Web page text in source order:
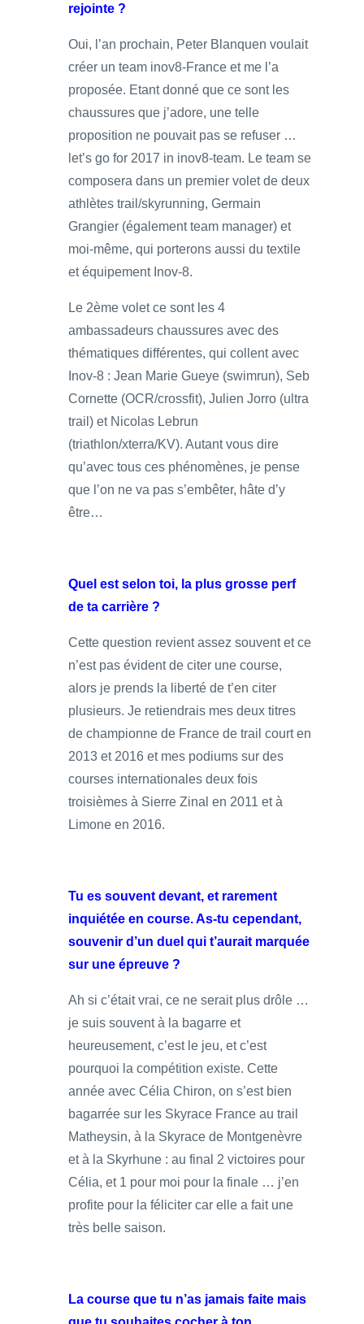
rejointe ?
Oui, l’an prochain, Peter Blanquen voulait
créer un team inov8-France et me l’a
proposée. Etant donné que ce sont les
chaussures que j’adore, une telle
proposition ne pouvait pas se refuser …
let’s go for 2017 in inov8-team. Le team se
composera dans un premier volet de deux
athlètes trail/skyrunning, Germain
Grangier (également team manager) et
moi-même, qui porterons aussi du textile
et équipement Inov-8.
Le 2ème volet ce sont les 4
ambassadeurs chaussures avec des
thématiques différentes, qui collent avec
Inov-8 : Jean Marie Gueye (swimrun), Seb
Cornette (OCR/crossfit), Julien Jorro (ultra
trail) et Nicolas Lebrun
(triathlon/xterra/KV). Autant vous dire
qu’avec tous ces phénomènes, je pense
que l’on ne va pas s’embêter, hâte d’y
être…
Quel est selon toi, la plus grosse perf
de ta carrière ?
Cette question revient assez souvent et ce
n’est pas évident de citer une course,
alors je prends la liberté de t’en citer
plusieurs. Je retiendrais mes deux titres
de championne de France de trail court en
2013 et 2016 et mes podiums sur des
courses internationales deux fois
troisièmes à Sierre Zinal en 2011 et à
Limone en 2016.
Tu es souvent devant, et rarement
inquiétée en course. As-tu cependant,
souvenir d’un duel qui t’aurait marquée
sur une épreuve ?
Ah si c’était vrai, ce ne serait plus drôle …
je suis souvent à la bagarre et
heureusement, c’est le jeu, et c’est
pourquoi la compétition existe. Cette
année avec Célia Chiron, on s’est bien
bagarrée sur les Skyrace France au trail
Matheysin, à la Skyrace de Montgenèvre
et à la Skyrhune : au final 2 victoires pour
Célia, et 1 pour moi pour la finale … j’en
profite pour la féliciter car elle a fait une
très belle saison.
La course que tu n’as jamais faite mais